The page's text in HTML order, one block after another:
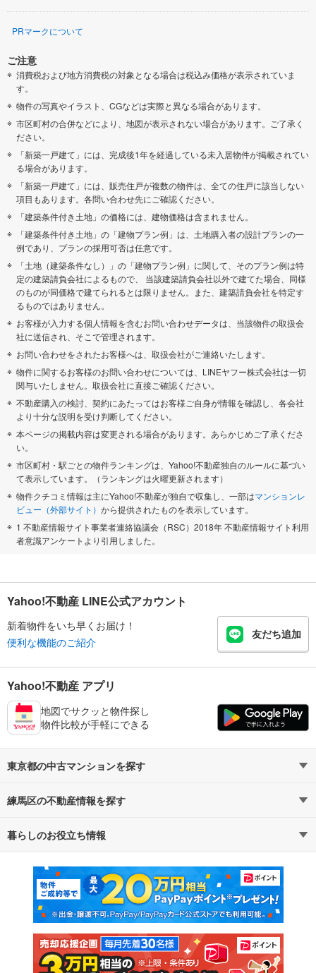
PRマークについて
ご注意
消費税および地方消費税の対象となる場合は税込み価格が表示されていま
す。
物件の写真やイラスト、CGなどは実際と異なる場合があります。
市区町村の合併などにより、地図が表示されない場合があります。ご了承く
ださい。
「新築一戸建て」には、完成後1年を経過している未入居物件が掲載されてい
る場合があります。
「新築一戸建て」には、販売住戸が複数の物件は、全ての住戸に該当しない
項目もあります。各問い合わせ先にご確認ください。
「建築条件付き土地」の価格には、建物価格は含まれません。
「建築条件付き土地」の「建物プラン例」は、土地購入者の設計プランの一
例であり、プランの採用可否は任意です。
「土地（建築条件なし）」の「建物プラン例」に関して、そのプラン例は特
定の建築請負会社によるもので、 当該建築請負会社以外で建てた場合、同様
のものが同価格で建てられるとは限りません。また、建築請負会社を特定す
るものではありません。
お客様が入力する個人情報を含むお問い合わせデータは、当該物件の取扱会
社に送信され、そこで管理されます。
お問い合わせをされたお客様へは、取扱会社がご連絡いたします。
物件に関するお客様のお問い合わせについては、LINEヤフー株式会社は一切
関与いたしません。取扱会社に直接ご確認ください。
不動産購入の検討、契約にあたってはお客様ご自身が情報を確認し、各会社
より十分な説明を受け判断してください。
本ページの掲載内容は変更される場合があります。あらかじめご了承くださ
い。
市区町村・駅ごとの物件ランキングは、Yahoo!不動産独自のルールに基づい
て表示しています。（ランキングは火曜更新されます）
物件クチコミ情報は主にYahoo!不動産が独自で収集し、一部はマンションレ
ビュー（外部サイト） から提供されたものを表示しています。
1 不動産情報サイト事業者連絡協議会（RSC）2018年 不動産情報サイト利用
者意識アンケートより引用しました。
Yahoo!不動産 LINE公式アカウント
新着物件をいち早くお届け！
便利な機能のご紹介
友だち追加
Yahoo!不動産 アプリ
地図でサクッと物件探し
物件比較が手軽にできる
東京都の中古マンションを探す
路線・駅から探す
通勤・通学時間から探す
練馬区の不動産情報を探す
不動産・住宅
新築マンション 中古マンション
新築一戸建て 中古一戸建て
注文住宅 土地
暮らしのお役立ち情報
マンションカタログ 教えて！住まいの先生